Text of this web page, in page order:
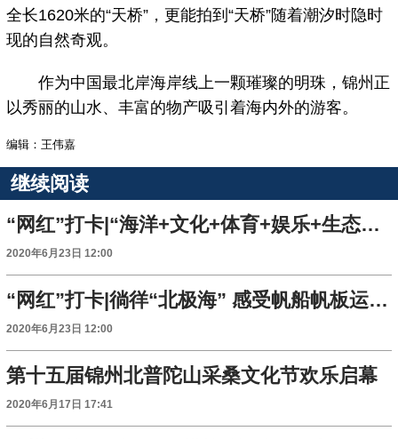
全长1620米的“天桥”，更能拍到“天桥”随着潮汐时隐时
现的自然奇观。
作为中国最北岸海岸线上一颗璀璨的明珠，锦州正
以秀丽的山水、丰富的物产吸引着海内外的游客。
编辑：王伟嘉
继续阅读
“网红”打卡|“海洋+文化+体育+娱乐+生态+美食”打造文旅新坐标 这个夏天去锦州踏浪赶海
2020年6月23日 12:00
“网红”打卡|徜徉“北极海” 感受帆船帆板运动的别样乐趣
2020年6月23日 12:00
第十五届锦州北普陀山采桑文化节欢乐启幕
2020年6月17日 17:41